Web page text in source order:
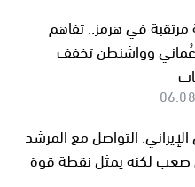
مرتقبة في هرمز.. تفاهم
عُماني وواشنطن تخفف
الإيراني: التواصل مع المرشد
صعب لكنه يمثل نقطة قوة